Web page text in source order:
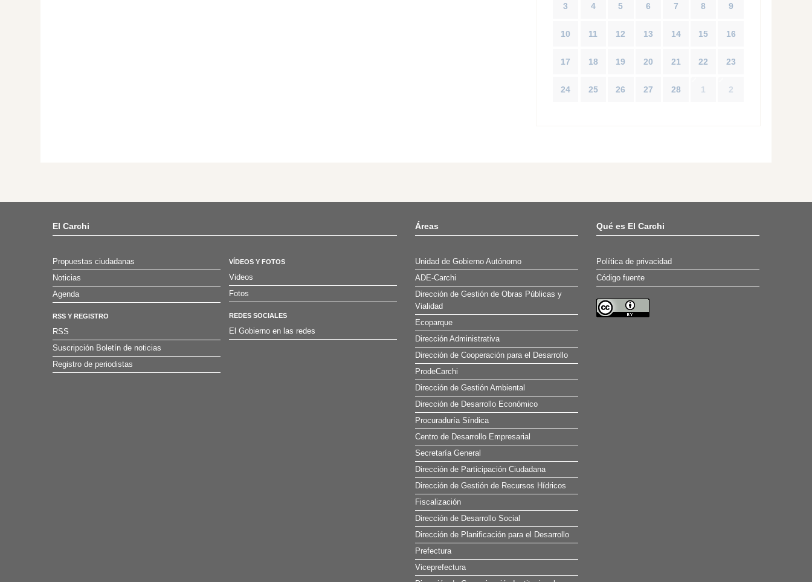
3 4 5 6 7 8 9
10 11 12 13 14 15 16
17 18 19 20 21 22 23
24 25 26 27 28 1 2
El Carchi
Propuestas ciudadanas
Noticias
Agenda
RSS Y REGISTRO
RSS
Suscripción Boletín de noticias
Registro de periodistas
VÍDEOS Y FOTOS
Videos
Fotos
REDES SOCIALES
El Gobierno en las redes
Áreas
Unidad de Gobierno Autónomo
ADE-Carchi
Dirección de Gestión de Obras Públicas y
Vialidad
Ecoparque
Dirección Administrativa
Dirección de Cooperación para el Desarrollo
ProdeCarchi
Dirección de Gestión Ambiental
Dirección de Desarrollo Económico
Procuraduría Síndica
Centro de Desarrollo Empresarial
Secretaría General
Dirección de Participación Ciudadana
Dirección de Gestión de Recursos Hídricos
Fiscalización
Dirección de Desarrollo Social
Dirección de Planificación para el Desarrollo
Prefectura
Viceprefectura
Qué es El Carchi
Política de privacidad
Código fuente